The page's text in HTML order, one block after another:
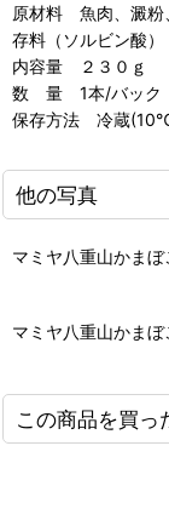
原材料 魚肉、澱粉
存料（ソルビン酸）
内容量 ２３０ｇ
数 量 1本/バック
保存方法 冷蔵
他の写真
マミヤ八重山かまぼ
マミヤ八重山かまぼ
この商品を買っ